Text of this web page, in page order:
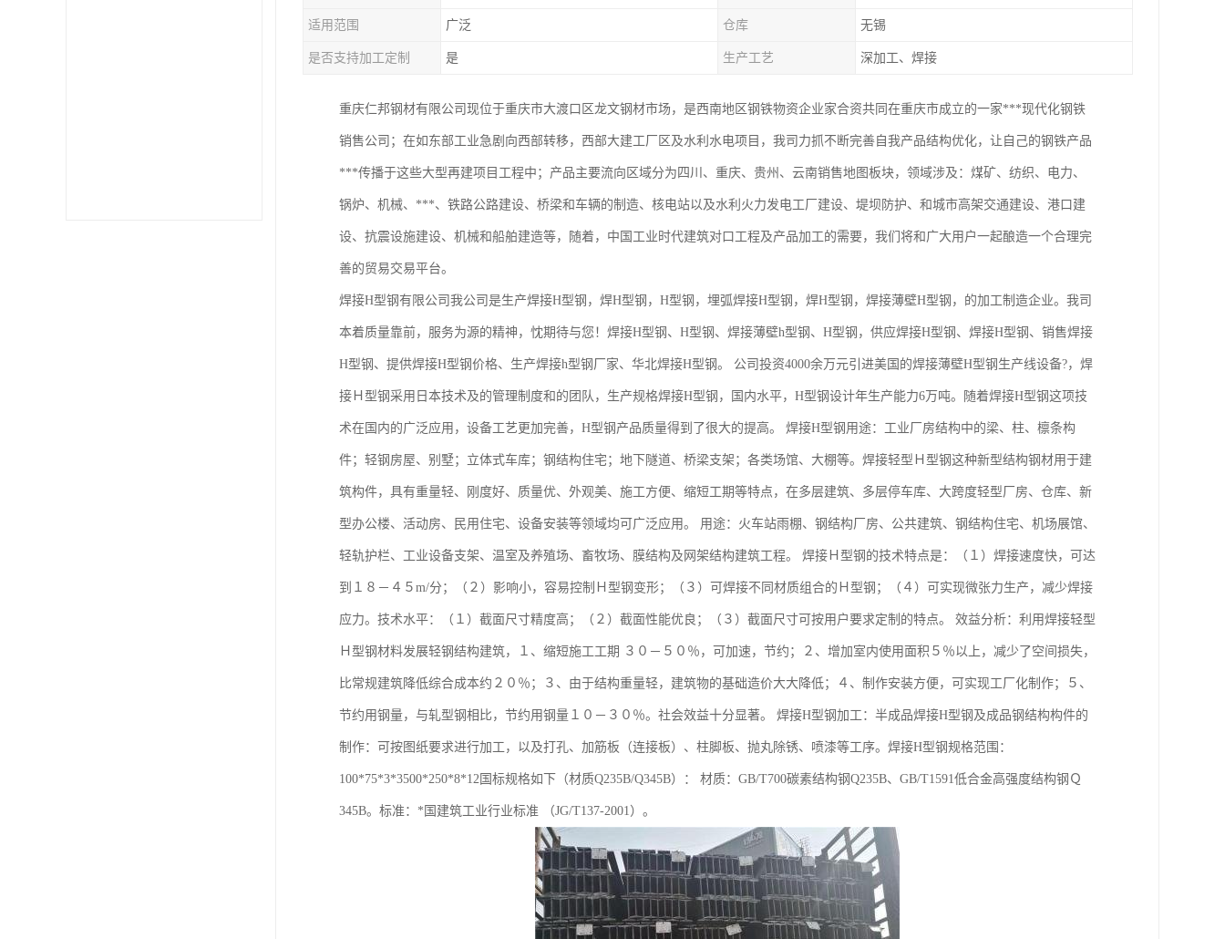
适用范围 广泛 仓库 无锡
是否支持加工定制 是 生产工艺 深加工、焊接
重庆仁邦钢材有限公司现位于重庆市大渡口区龙文钢材市场，是西南地区钢铁物资企业家合资共同在重庆市成立的一家***现代化钢铁
销售公司；在如东部工业急剧向西部转移，西部大建工厂区及水利水电项目，我司力抓不断完善自我产品结构优化，让自己的钢铁产品
***传播于这些大型再建项目工程中；产品主要流向区域分为四川、重庆、贵州、云南销售地图板块，领域涉及：煤矿、纺织、电力、
锅炉、机械、***、铁路公路建设、桥梁和车辆的制造、核电站以及水利火力发电工厂建设、堤坝防护、和城市高架交通建设、港口建
设、抗震设施建设、机械和船舶建造等，随着，中国工业时代建筑对口工程及产品加工的需要，我们将和广大用户一起酿造一个合理完
善的贸易交易平台。
焊接H型钢有限公司我公司是生产焊接H型钢，焊H型钢，H型钢，埋弧焊接H型钢，焊H型钢，焊接薄壁H型钢，的加工制造企业。我司
本着质量靠前，服务为源的精神，忱期待与您！焊接H型钢、H型钢、焊接薄壁h型钢、H型钢，供应焊接H型钢、焊接H型钢、销售焊接
H型钢、提供焊接H型钢价格、生产焊接h型钢厂家、华北焊接H型钢。 公司投资4000余万元引进美国的焊接薄壁H型钢生产线设备?，焊
接Ｈ型钢采用日本技术及的管理制度和的团队，生产规格焊接H型钢，国内水平，H型钢设计年生产能力6万吨。随着焊接H型钢这项技
术在国内的广泛应用，设备工艺更加完善，H型钢产品质量得到了很大的提高。 焊接H型钢用途：工业厂房结构中的梁、柱、檩条构
件；轻钢房屋、别墅；立体式车库；钢结构住宅；地下隧道、桥梁支架；各类场馆、大棚等。焊接轻型Ｈ型钢这种新型结构钢材用于建
筑构件，具有重量轻、刚度好、质量优、外观美、施工方便、缩短工期等特点，在多层建筑、多层停车库、大跨度轻型厂房、仓库、新
型办公楼、活动房、民用住宅、设备安装等领域均可广泛应用。 用途：火车站雨棚、钢结构厂房、公共建筑、钢结构住宅、机场展馆、
轻轨护栏、工业设备支架、温室及养殖场、畜牧场、膜结构及网架结构建筑工程。 焊接Ｈ型钢的技术特点是：（１）焊接速度快，可达
到１８－４５m/分；（２）影响小，容易控制Ｈ型钢变形；（３）可焊接不同材质组合的Ｈ型钢；（４）可实现微张力生产，减少焊接
应力。技术水平：（１）截面尺寸精度高；（２）截面性能优良；（３）截面尺寸可按用户要求定制的特点。 效益分析：利用焊接轻型
Ｈ型钢材料发展轻钢结构建筑，１、缩短施工工期 ３０－５０％，可加速，节约；２、增加室内使用面积５％以上，减少了空间损失，
比常规建筑降低综合成本约２０％；３、由于结构重量轻，建筑物的基础造价大大降低；４、制作安装方便，可实现工厂化制作；５、
节约用钢量，与轧型钢相比，节约用钢量１０－３０％。社会效益十分显著。 焊接H型钢加工：半成品焊接H型钢及成品钢结构构件的
制作：可按图纸要求进行加工，以及打孔、加筋板（连接板）、柱脚板、抛丸除锈、喷漆等工序。焊接H型钢规格范围：
100*75*3*3500*250*8*12国标规格如下（材质Q235B/Q345B）： 材质：GB/T700碳素结构钢Q235B、GB/T1591低合金高强度结构钢Ｑ
345B。标准：*国建筑工业行业标准 （JG/T137-2001）。